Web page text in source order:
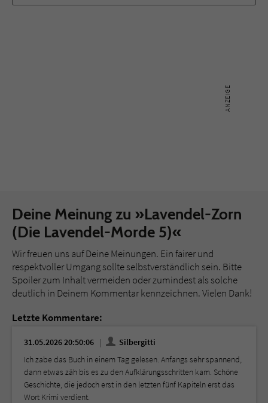
Deine Meinung zu »Lavendel-Zorn
(Die Lavendel-Morde 5)«
Wir freuen uns auf Deine Meinungen. Ein fairer und
respektvoller Umgang sollte selbstverständlich sein. Bitte
Spoiler zum Inhalt vermeiden oder zumindest als solche
deutlich in Deinem Kommentar kennzeichnen. Vielen Dank!
Letzte Kommentare:
31.05.2026 20:50:06
Silbergitti
Ich zabe das Buch in einem Tag gelesen. Anfangs sehr spannend,
dann etwas zäh bis es zu den Aufklärungsschritten kam. Schöne
Geschichte, die jedoch erst in den letzten fünf Kapiteln erst das
Wort Krimi verdient.